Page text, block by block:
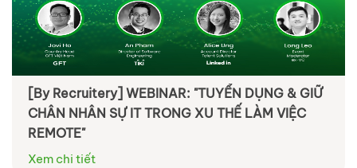
[By Recruitery] WEBINAR: "TUYỂN DỤNG & GIỮ
CHÂN NHÂN SỰ IT TRONG XU THẾ LÀM VIỆC
REMOTE"
Xem chi tiết